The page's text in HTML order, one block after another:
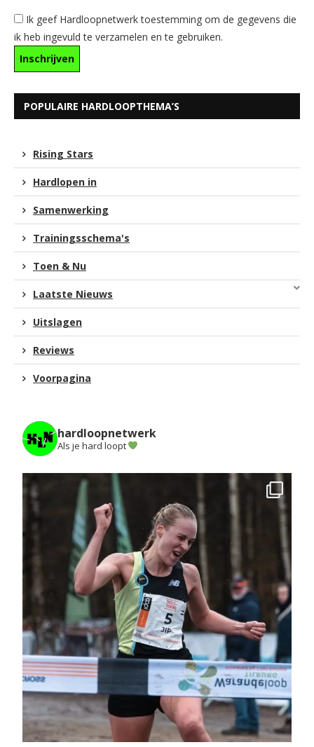
Ik geef Hardloopnetwerk toestemming om de gegevens die
ik heb ingevuld te verzamelen en te gebruiken.
POPULAIRE HARDLOOPTHEMA’S
Rising Stars
Hardlopen in
Samenwerking
Trainingsschema's
Toen & Nu
Laatste Nieuws
Uitslagen
Reviews
Voorpagina
hardloopnetwerk
Als je hard loopt